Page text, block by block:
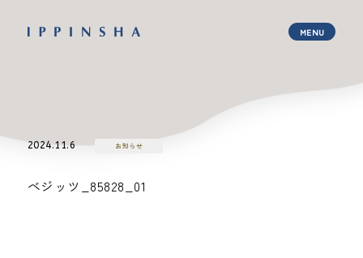
2024.11.6 お知らせ
べジッツ_85828_01